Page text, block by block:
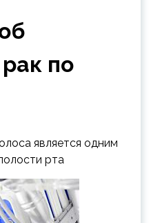
по
является одним
рта